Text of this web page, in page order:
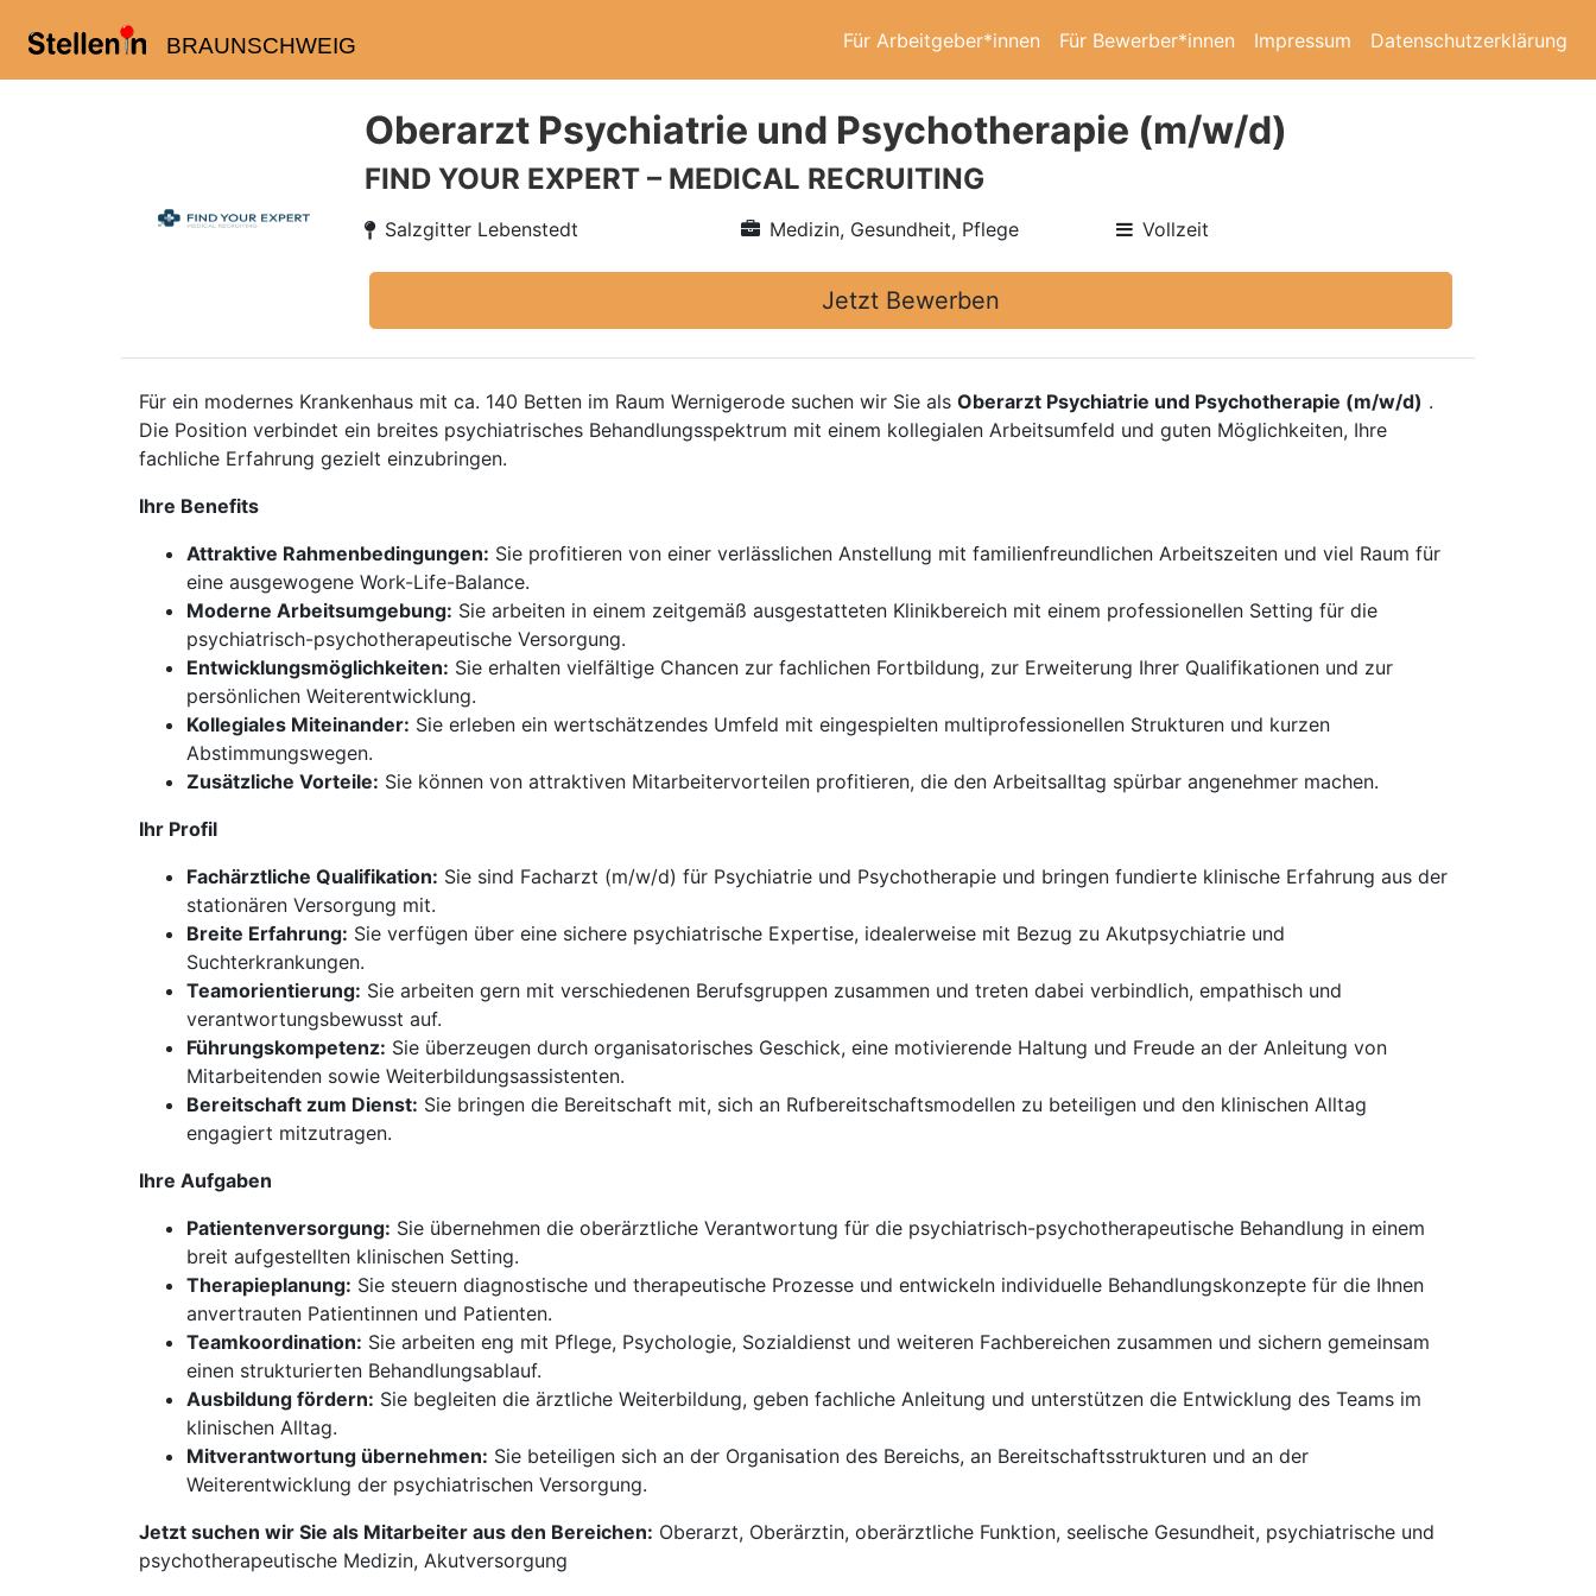
BRAUNSCHWEIG Für Arbeitgeber*innen Für Bewerber*innen Impressum Datenschutzerklärung
Oberarzt Psychiatrie und Psychotherapie (m/w/d)
FIND YOUR EXPERT – MEDICAL RECRUITING
Salzgitter Lebenstedt Medizin, Gesundheit, Pflege Vollzeit
Jetzt Bewerben
Für ein modernes Krankenhaus mit ca. 140 Betten im Raum Wernigerode suchen wir Sie als Oberarzt Psychiatrie und Psychotherapie (m/w/d) .
Die Position verbindet ein breites psychiatrisches Behandlungsspektrum mit einem kollegialen Arbeitsumfeld und guten Möglichkeiten, Ihre
fachliche Erfahrung gezielt einzubringen.
Ihre Benefits
Attraktive Rahmenbedingungen: Sie profitieren von einer verlässlichen Anstellung mit familienfreundlichen Arbeitszeiten und viel Raum für
eine ausgewogene Work-Life-Balance.
Moderne Arbeitsumgebung: Sie arbeiten in einem zeitgemäß ausgestatteten Klinikbereich mit einem professionellen Setting für die
psychiatrisch-psychotherapeutische Versorgung.
Entwicklungsmöglichkeiten: Sie erhalten vielfältige Chancen zur fachlichen Fortbildung, zur Erweiterung Ihrer Qualifikationen und zur
persönlichen Weiterentwicklung.
Kollegiales Miteinander: Sie erleben ein wertschätzendes Umfeld mit eingespielten multiprofessionellen Strukturen und kurzen
Abstimmungswegen.
Zusätzliche Vorteile: Sie können von attraktiven Mitarbeitervorteilen profitieren, die den Arbeitsalltag spürbar angenehmer machen.
Ihr Profil
Fachärztliche Qualifikation: Sie sind Facharzt (m/w/d) für Psychiatrie und Psychotherapie und bringen fundierte klinische Erfahrung aus der
stationären Versorgung mit.
Breite Erfahrung: Sie verfügen über eine sichere psychiatrische Expertise, idealerweise mit Bezug zu Akutpsychiatrie und
Suchterkrankungen.
Teamorientierung: Sie arbeiten gern mit verschiedenen Berufsgruppen zusammen und treten dabei verbindlich, empathisch und
verantwortungsbewusst auf.
Führungskompetenz: Sie überzeugen durch organisatorisches Geschick, eine motivierende Haltung und Freude an der Anleitung von
Mitarbeitenden sowie Weiterbildungsassistenten.
Bereitschaft zum Dienst: Sie bringen die Bereitschaft mit, sich an Rufbereitschaftsmodellen zu beteiligen und den klinischen Alltag
engagiert mitzutragen.
Ihre Aufgaben
Patientenversorgung: Sie übernehmen die oberärztliche Verantwortung für die psychiatrisch-psychotherapeutische Behandlung in einem
breit aufgestellten klinischen Setting.
Therapieplanung: Sie steuern diagnostische und therapeutische Prozesse und entwickeln individuelle Behandlungskonzepte für die Ihnen
anvertrauten Patientinnen und Patienten.
Teamkoordination: Sie arbeiten eng mit Pflege, Psychologie, Sozialdienst und weiteren Fachbereichen zusammen und sichern gemeinsam
einen strukturierten Behandlungsablauf.
Ausbildung fördern: Sie begleiten die ärztliche Weiterbildung, geben fachliche Anleitung und unterstützen die Entwicklung des Teams im
klinischen Alltag.
Mitverantwortung übernehmen: Sie beteiligen sich an der Organisation des Bereichs, an Bereitschaftsstrukturen und an der
Weiterentwicklung der psychiatrischen Versorgung.
Jetzt suchen wir Sie als Mitarbeiter aus den Bereichen: Oberarzt, Oberärztin, oberärztliche Funktion, seelische Gesundheit, psychiatrische und
psychotherapeutische Medizin, Akutversorgung